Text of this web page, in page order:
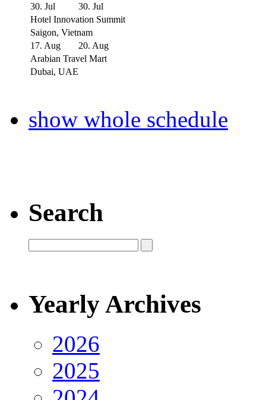
30. Jul
30. Jul
Hotel Innovation Summit
Saigon, Vietnam
17. Aug
20. Aug
Arabian Travel Mart
Dubai, UAE
show whole schedule
Search
Yearly Archives
2026
2025